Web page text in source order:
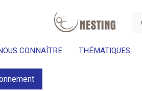
CONNAÎTRE THÉMATIQUES